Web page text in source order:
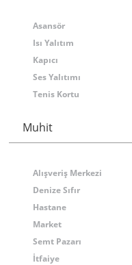
Asansör
Isı Yalıtım
Kapıcı
Ses Yalıtımı
Tenis Kortu
Muhit
Alışveriş Merkezi
Denize Sıfır
Hastane
Market
Semt Pazarı
İtfaiye